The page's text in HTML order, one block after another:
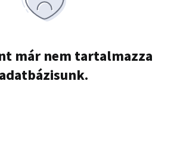
már nem tartalmazza
adatbázisunk.